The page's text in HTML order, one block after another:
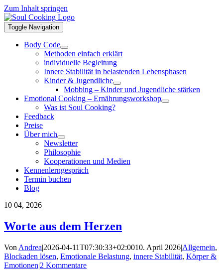
Zum Inhalt springen
Toggle Navigation
Body Code
Methoden einfach erklärt
individuelle Begleitung
Innere Stabilität in belastenden Lebensphasen
Kinder & Jugendliche
Mobbing – Kinder und Jugendliche stärken
Emotional Cooking – Ernährungsworkshop
Was ist Soul Cooking?
Feedback
Preise
Über mich
Newsletter
Philosophie
Kooperationen und Medien
Kennenlerngespräch
Termin buchen
Blog
10 04, 2026
Worte aus dem Herzen
Von Andrea|2026-04-11T07:30:33+02:0010. April 2026|Allgemein,
Blockaden lösen, Emotionale Belastung, innere Stabilität, Körper &
Emotionen|2 Kommentare